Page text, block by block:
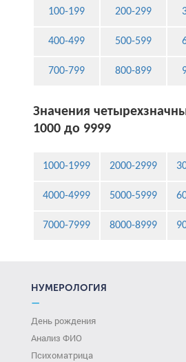
100-199 200-299
400-499 500-599
700-799 800-899
Значения
1000 до 9999
1000-1999 2000-2999
4000-4999 5000-5999
7000-7999 8000-8999
НУМЕРОЛОГИЯ
—
День рождения
Анализ ФИО
Психоматрица